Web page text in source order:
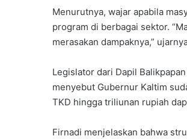
Menurutnya, wajar apabila
program di berbagai sektor.
merasakan dampaknya,”
Legislator dari Dapil
menyebut Gubernur Kaltim
TKD hingga triliunan rupiah
Firnadi menjelaskan bahwa